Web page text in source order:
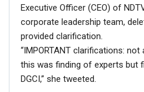
Executive Officer (CEO) of
corporate leadership team,
provided clarification.
“IMPORTANT clarifications:
this was finding of experts but
DGCI,” she tweeted.